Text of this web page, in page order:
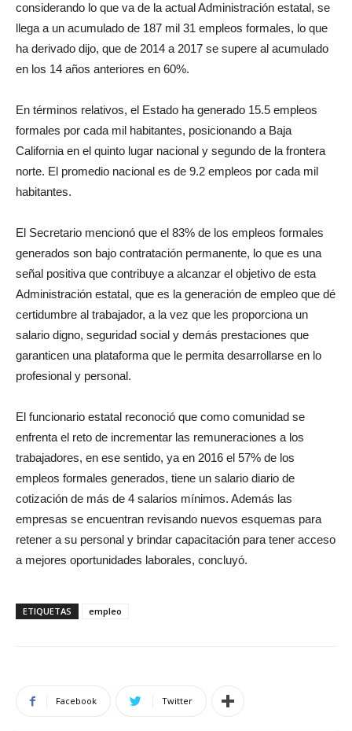
considerando lo que va de la actual Administración estatal, se
llega a un acumulado de 187 mil 31 empleos formales, lo que
ha derivado dijo, que de 2014 a 2017 se supere al acumulado
en los 14 años anteriores en 60%.
En términos relativos, el Estado ha generado 15.5 empleos
formales por cada mil habitantes, posicionando a Baja
California en el quinto lugar nacional y segundo de la frontera
norte. El promedio nacional es de 9.2 empleos por cada mil
habitantes.
El Secretario mencionó que el 83% de los empleos formales
generados son bajo contratación permanente, lo que es una
señal positiva que contribuye a alcanzar el objetivo de esta
Administración estatal, que es la generación de empleo que dé
certidumbre al trabajador, a la vez que les proporciona un
salario digno, seguridad social y demás prestaciones que
garanticen una plataforma que le permita desarrollarse en lo
profesional y personal.
El funcionario estatal reconoció que como comunidad se
enfrenta el reto de incrementar las remuneraciones a los
trabajadores, en ese sentido, ya en 2016 el 57% de los
empleos formales generados, tiene un salario diario de
cotización de más de 4 salarios mínimos. Además las
empresas se encuentran revisando nuevos esquemas para
retener a su personal y brindar capacitación para tener acceso
a mejores oportunidades laborales, concluyó.
ETIQUETAS empleo
Facebook Twitter